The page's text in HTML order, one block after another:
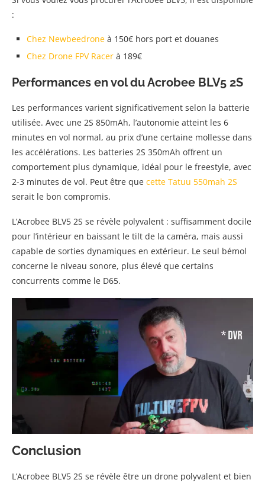
:
Chez Newbeedrone à 150€ hors port et douanes
Chez Drone FPV Racer à 189€
Performances en vol du Acrobee BLV5 2S
Les performances varient significativement selon la batterie
utilisée. Avec une 2S 850mAh, l’autonomie atteint les 6
minutes en vol normal, au prix d’une certaine mollesse dans
les accélérations. Les batteries 2S 350mAh offrent un
comportement plus dynamique, idéal pour le freestyle, avec
2-3 minutes de vol. Peut être que cette Tatuu 550mah 2S
serait le bon compromis.
L’Acrobee BLV5 2S se révèle polyvalent : suffisamment docile
pour l’intérieur en baissant le tilt de la caméra, mais aussi
capable de sorties dynamiques en extérieur. Le seul bémol
concerne le niveau sonore, plus élevé que certains
concurrents comme le D65.
Conclusion
L’Acrobee BLV5 2S se révèle être un drone polyvalent et bien